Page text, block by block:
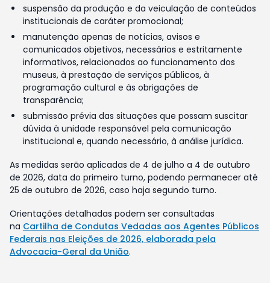
suspensão da produção e da veiculação de conteúdos
institucionais de caráter promocional;
manutenção apenas de notícias, avisos e
comunicados objetivos, necessários e estritamente
informativos, relacionados ao funcionamento dos
museus, à prestação de serviços públicos, à
programação cultural e às obrigações de
transparência;
submissão prévia das situações que possam suscitar
dúvida à unidade responsável pela comunicação
institucional e, quando necessário, à análise jurídica.
As medidas serão aplicadas de 4 de julho a 4 de outubro
de 2026, data do primeiro turno, podendo permanecer até
25 de outubro de 2026, caso haja segundo turno.
Orientações detalhadas podem ser consultadas
na Cartilha de Condutas Vedadas aos Agentes Públicos
Federais nas Eleições de 2026, elaborada pela
Advocacia-Geral da União.